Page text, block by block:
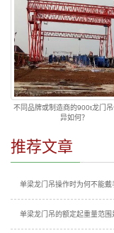
不同品牌或制造商的900t龙门
异如何？
推荐文章
单梁龙门吊操作时为何不能戴
单梁龙门吊的额定起重量范围